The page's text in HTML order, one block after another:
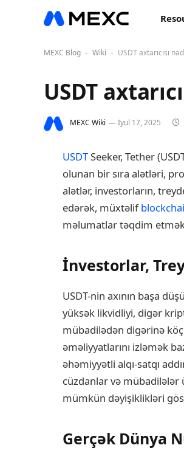
MEXC Blog - Wiki - USDT axtarıcısı
USDT
MEXC Wiki İyul 17, 2025
USDTSeeker, Tether
olunan bir sıra alətləri,
alətlər, investorların,
edərək, müxtəlif
məlumatlar təqdim etmək
İnvestorlar,
USDT-nin axının başa
yüksək likvidliyi, digər
mübadilədən digərinə
əməliyyatlarını izləmək
əhəmiyyətli alqı-satqı
cüzdanlar və mübadilələr
mümkün dəyişiklikləri
Gerçək Dünya